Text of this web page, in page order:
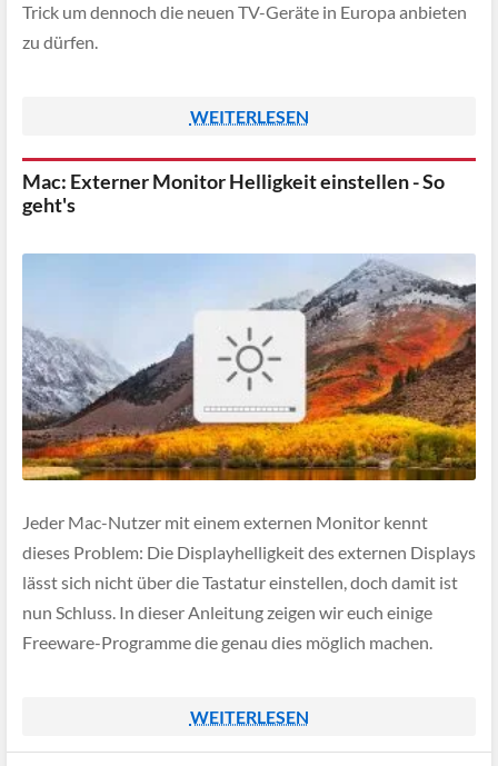
Trick um dennoch die neuen TV-Geräte in Europa anbieten
zu dürfen.
WEITERLESEN
Mac: Externer Monitor Helligkeit einstellen - So
geht's
Jeder Mac-Nutzer mit einem externen Monitor kennt
dieses Problem: Die Displayhelligkeit des externen Displays
lässt sich nicht über die Tastatur einstellen, doch damit ist
nun Schluss. In dieser Anleitung zeigen wir euch einige
Freeware-Programme die genau dies möglich machen.
WEITERLESEN